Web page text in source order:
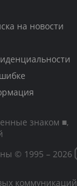
на новости
знаком ■,
© 1995 – 2026
коммуникаций